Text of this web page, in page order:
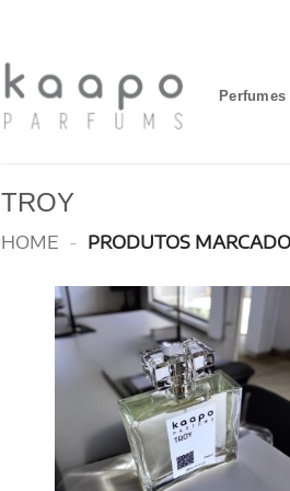
Perfumes
TROY
HOME - PRODUTOS